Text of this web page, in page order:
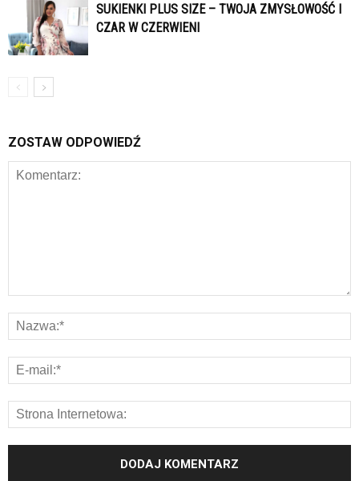
SUKIENKI PLUS SIZE – TWOJA ZMYSŁOWOŚĆ I
CZAR W CZERWIENI
ZOSTAW ODPOWIEDŹ